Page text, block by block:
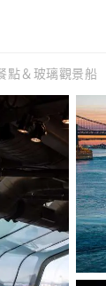
點＆玻璃觀景船